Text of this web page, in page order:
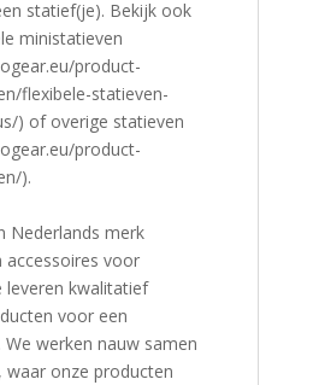
statief(je). Bekijk ook
ministatieven
product-
flexibele-statieven-
) of overige statieven
product-
).
Nederlands merk
accessoires voor
leveren kwalitatief
voor een
We werken nauw samen
onze producten